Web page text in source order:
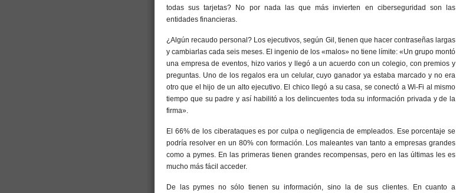
todas sus tarjetas? No por nada las que más invierten en ciberseguridad son las
entidades financieras.
¿Algún recaudo personal? Los ejecutivos, según Gil, tienen que hacer contraseñas largas
y cambiarlas cada seis meses. El ingenio de los «malos» no tiene límite: «Un grupo montó
una empresa de eventos, hizo varios y llegó a un acuerdo con un colegio, con premios y
preguntas. Uno de los regalos era un celular, cuyo ganador ya estaba marcado y no era
otro que el hijo de un alto ejecutivo. El chico llegó a su casa, se conectó a Wi-Fi al mismo
tiempo que su padre y así habilitó a los delincuentes toda su información privada y de la
firma».
El 66% de los ciberataques es por culpa o negligencia de empleados. Ese porcentaje se
podría resolver en un 80% con formación. Los maleantes van tanto a empresas grandes
como a pymes. En las primeras tienen grandes recompensas, pero en las últimas les es
mucho más fácil acceder.
De las pymes no sólo tienen su información, sino la de sus clientes. En cuanto a